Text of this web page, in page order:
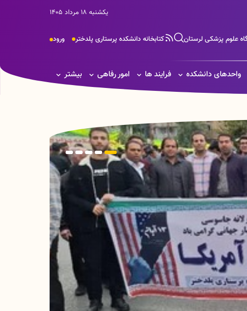
یکشنبه 18 مرداد 1405
ورود کتابخانه دانشکده پرستاری پلدختر علوم پزشکی لرستان
واحدهای دانشکده فرایند ها امور رفاهی بیشتر